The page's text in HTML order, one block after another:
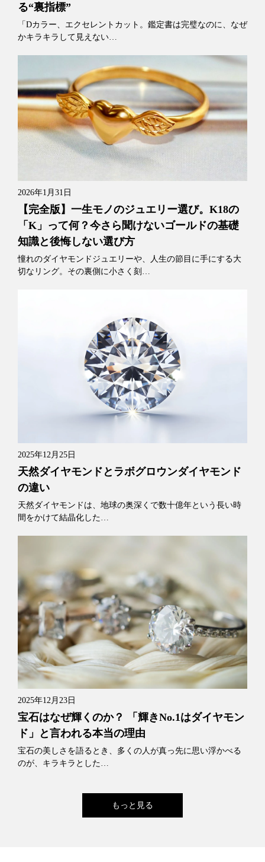
る“裏指標”
「Dカラー、エクセレントカット。鑑定書は完璧なのに、なぜ
かキラキラして見えない…
2026年1月31日
【完全版】一生モノのジュエリー選び。K18の
「K」って何？今さら聞けないゴールドの基礎
知識と後悔しない選び方
憧れのダイヤモンドジュエリーや、人生の節目に手にする大
切なリング。その裏側に小さく刻…
2025年12月25日
天然ダイヤモンドとラボグロウンダイヤモンド
の違い
天然ダイヤモンドは、地球の奥深くで数十億年という長い時
間をかけて結晶化した…
2025年12月23日
宝石はなぜ輝くのか？ 「輝きNo.1はダイヤモン
ド」と言われる本当の理由
宝石の美しさを語るとき、多くの人が真っ先に思い浮かべる
のが、キラキラとした…
もっと見る